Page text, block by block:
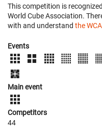
This competition is
World Cube Association.
with and understand the
Events
Main event
Competitors
44